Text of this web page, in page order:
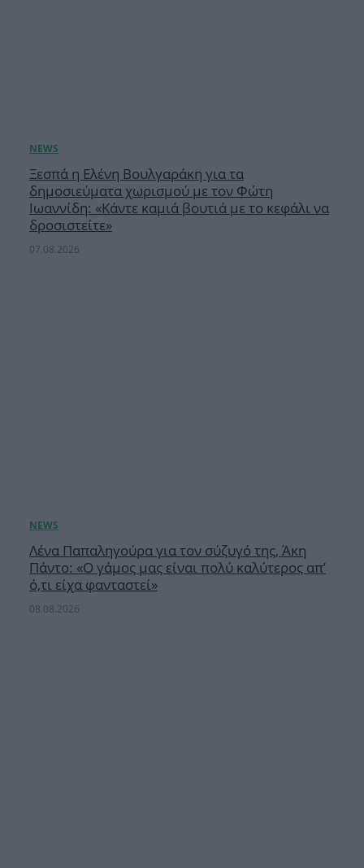
Ξεσπά η Ελένη Βουλγαράκη για τα
δημοσιεύματα χωρισμού με τον Φώτη
Ιωαννίδη: «Κάντε καμιά βουτιά με το κεφάλι να
δροσιστείτε»
07.08.2026
Λένα Παπαληγούρα για τον σύζυγό της, Άκη
Πάντο: «Ο γάμος μας είναι πολύ καλύτερος απ’
ό,τι είχα φανταστεί»
08.08.2026